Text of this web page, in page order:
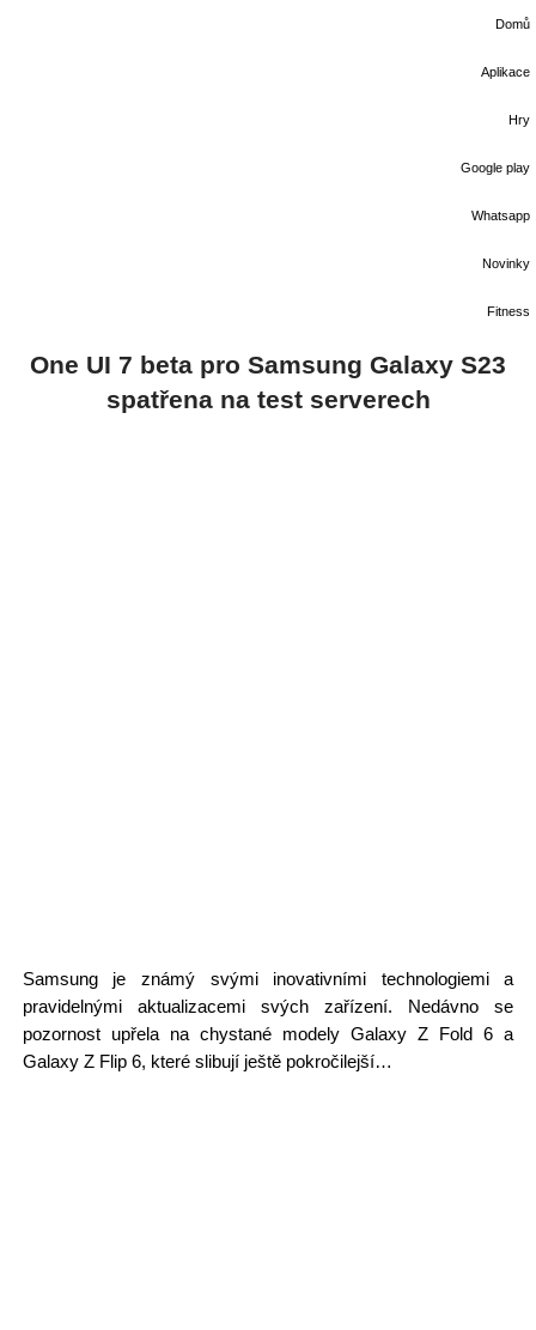
Domů
Aplikace
Hry
Google play
Whatsapp
Novinky
Fitness
One UI 7 beta pro Samsung Galaxy S23
spatřena na test serverech
Samsung je známý svými inovativními technologiemi a
pravidelnými aktualizacemi svých zařízení. Nedávno se
pozornost upřela na chystané modely Galaxy Z Fold 6 a
Galaxy Z Flip 6, které slibují ještě pokročilejší…